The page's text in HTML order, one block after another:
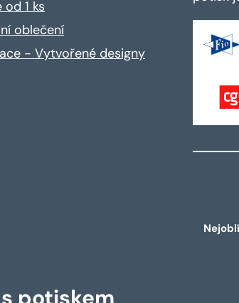
od 1 ks
oblečení
- Vytvořené designy